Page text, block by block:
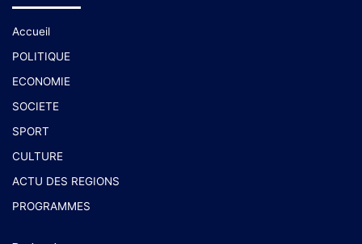
Accueil
POLITIQUE
ECONOMIE
SOCIETE
SPORT
CULTURE
ACTU DES REGIONS
PROGRAMMES